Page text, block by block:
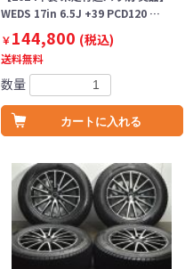
WEDS 17in 6.5J +39 PCD120 …
￥144,800 (税込)
送料無料
数量
カートに入れる